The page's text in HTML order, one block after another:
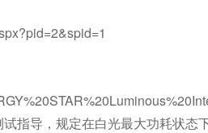
指导，规定在白光最大功耗状态